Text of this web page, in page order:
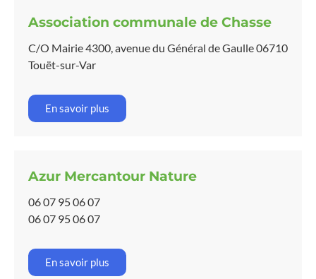
Association communale de Chasse
C/O Mairie 4300, avenue du Général de Gaulle 06710
Touët-sur-Var
En savoir plus
Azur Mercantour Nature
06 07 95 06 07
06 07 95 06 07
En savoir plus